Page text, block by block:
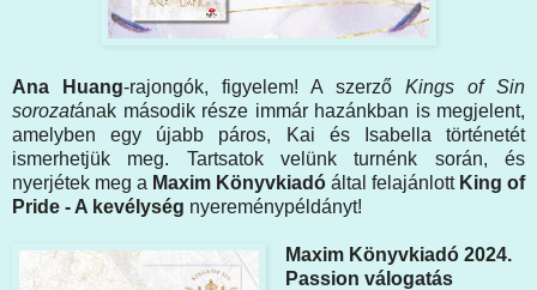
Ana Huang-rajongók, figyelem! A szerző Kings of Sin
sorozatának második része immár hazánkban is megjelent,
amelyben egy újabb páros, Kai és Isabella történetét
ismerhetjük meg. Tartsatok velünk turnénk során, és
nyerjétek meg a Maxim Könyvkiadó által felajánlott King of
Pride - A kevélység nyereménypéldányt!
Maxim Könyvkiadó 2024.
Passion válogatás